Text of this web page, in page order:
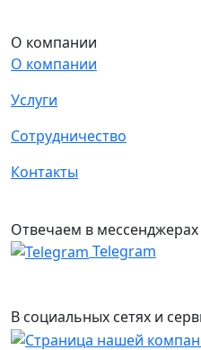
О компании
О компании
Услуги
Сотрудничество
Контакты
Отвечаем в мессенджерах
Telegram
В социальных сетях и